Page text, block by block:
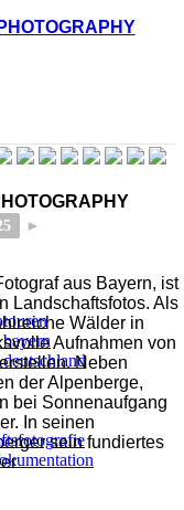
►
aus Bayern, ist
Landschaftsfotos. Als
Wälder in
Aufnahmen von
Neben
der Alpenberge,
bei Sonnenaufgang
In seinen
sein fundiertes